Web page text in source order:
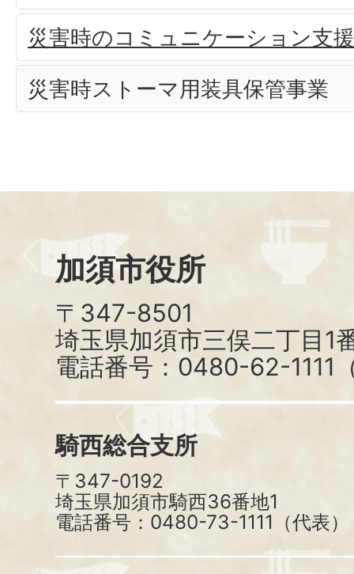
災害時のコミュニケーション支
災害時ストーマ用装具保管事業
加須市役所
〒347-8501
埼玉県加須市三俣二丁目1
電話番号：0480-62-1111
騎西総合支所
〒347-0192
埼玉県加須市騎西36番地1
電話番号：0480-73-1111（代表）